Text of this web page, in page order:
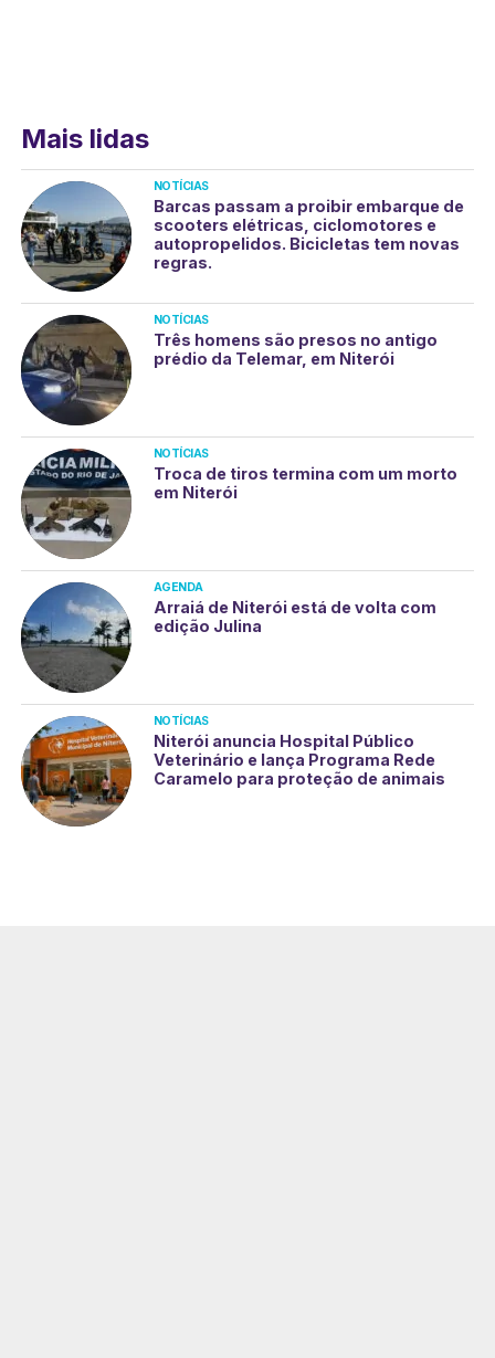
Mais lidas
NOTÍCIAS
Barcas passam a proibir embarque de
scooters elétricas, ciclomotores e
autopropelidos. Bicicletas tem novas
regras.
NOTÍCIAS
Três homens são presos no antigo
prédio da Telemar, em Niterói
NOTÍCIAS
Troca de tiros termina com um morto
em Niterói
AGENDA
Arraiá de Niterói está de volta com
edição Julina
NOTÍCIAS
Niterói anuncia Hospital Público
Veterinário e lança Programa Rede
Caramelo para proteção de animais